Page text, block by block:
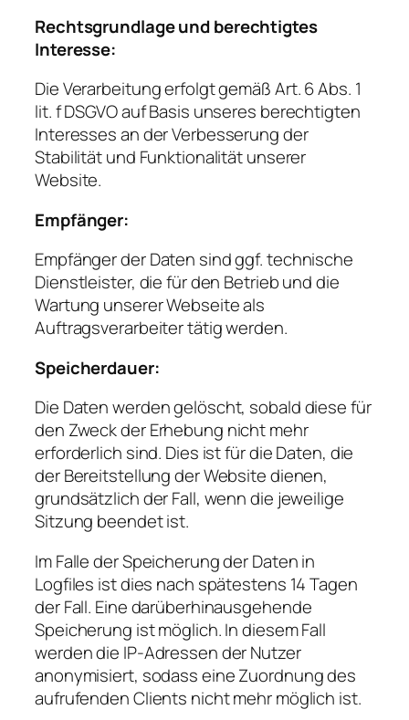
Rechtsgrundlage und berechtigtes
Interesse:
Die Verarbeitung erfolgt gemäß Art. 6 Abs. 1
lit. f DSGVO auf Basis unseres berechtigten
Interesses an der Verbesserung der
Stabilität und Funktionalität unserer
Website.
Empfänger:
Empfänger der Daten sind ggf. technische
Dienstleister, die für den Betrieb und die
Wartung unserer Webseite als
Auftragsverarbeiter tätig werden.
Speicherdauer:
Die Daten werden gelöscht, sobald diese für
den Zweck der Erhebung nicht mehr
erforderlich sind. Dies ist für die Daten, die
der Bereitstellung der Website dienen,
grundsätzlich der Fall, wenn die jeweilige
Sitzung beendet ist.
Im Falle der Speicherung der Daten in
Logfiles ist dies nach spätestens 14 Tagen
der Fall. Eine darüberhinausgehende
Speicherung ist möglich. In diesem Fall
werden die IP-Adressen der Nutzer
anonymisiert, sodass eine Zuordnung des
aufrufenden Clients nicht mehr möglich ist.